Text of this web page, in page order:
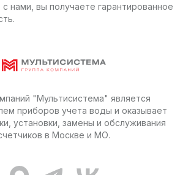
нами, вы получаете гарантированное
"Мультисистема" является
приборов учета воды и оказывает
установки, замены и обслуживания
в Москве и МО.